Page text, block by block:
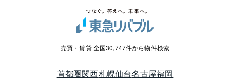
売買・賃貸 全国30,747件から物件検索
首都圏関西札幌仙台名古屋福岡